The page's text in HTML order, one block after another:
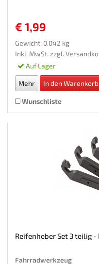
€ 1,99
Gewicht: 0.042 kg
Inkl. MwSt. zzgl.
Auf Lager
Mehr In den Warenkorb
Wunschliste
Reifenheber Set 3 teilig
Fahrradwerkzeug